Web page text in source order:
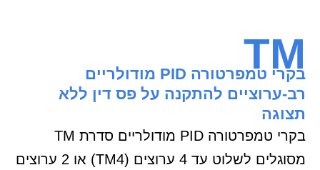
TM
בקרי טמפרטורה PID מודולריים
רב-ערוציים להתקנה על פס דין ללא
תצוגה
בקרי טמפרטורה PID מודולריים סדרת TM
מסוגלים לשלוט עד 4 ערוצים (TM4) או 2 ערוצים